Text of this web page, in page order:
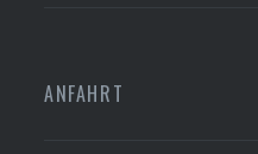
ANFAHRT